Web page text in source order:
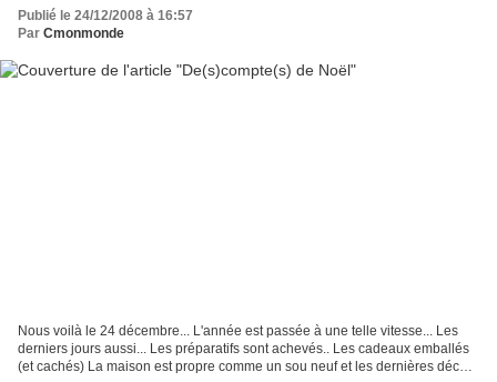
Publié le 24/12/2008 à 16:57
Par Cmonmonde
Nous voilà le 24 décembre... L'année est passée à une telle vitesse... Les
derniers jours aussi... Les préparatifs sont achevés.. Les cadeaux emballés
(et cachés) La maison est propre comme un sou neuf et les dernières décos